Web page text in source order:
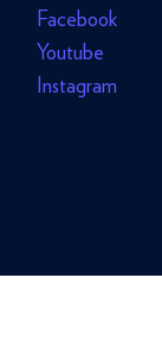
Facebook
Youtube
Instagram